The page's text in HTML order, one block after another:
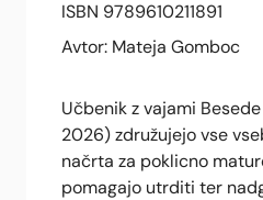
ISBN 9789610211891
Avtor: Mateja Gomboc
Učbenik z vajami
2026) združujejo vse
načrta za poklicno
pomagajo utrditi ter